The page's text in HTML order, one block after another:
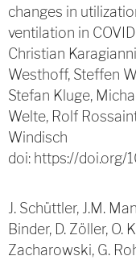
changes in
ventilation in
Christian
Westhoff, Steffen
Stefan Kluge,
Welte, Rolf
Windisch
doi: https://doi.org/
J. Schüttler, J.M.
Binder, D. Zöller, O.
Zacharowski, G.